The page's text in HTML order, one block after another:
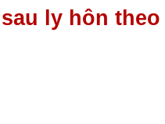
ly hôn